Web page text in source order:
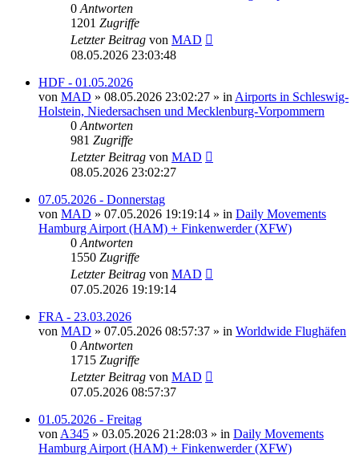
0 Antworten
1201 Zugriffe
Letzter Beitrag von MAD
08.05.2026 23:03:48
HDF - 01.05.2026
von MAD » 08.05.2026 23:02:27 » in Airports in Schleswig-
Holstein, Niedersachsen und Mecklenburg-Vorpommern
0 Antworten
981 Zugriffe
Letzter Beitrag von MAD
08.05.2026 23:02:27
07.05.2026 - Donnerstag
von MAD » 07.05.2026 19:19:14 » in Daily Movements
Hamburg Airport (HAM) + Finkenwerder (XFW)
0 Antworten
1550 Zugriffe
Letzter Beitrag von MAD
07.05.2026 19:19:14
FRA - 23.03.2026
von MAD » 07.05.2026 08:57:37 » in Worldwide Flughäfen
0 Antworten
1715 Zugriffe
Letzter Beitrag von MAD
07.05.2026 08:57:37
01.05.2026 - Freitag
von A345 » 03.05.2026 21:28:03 » in Daily Movements
Hamburg Airport (HAM) + Finkenwerder (XFW)